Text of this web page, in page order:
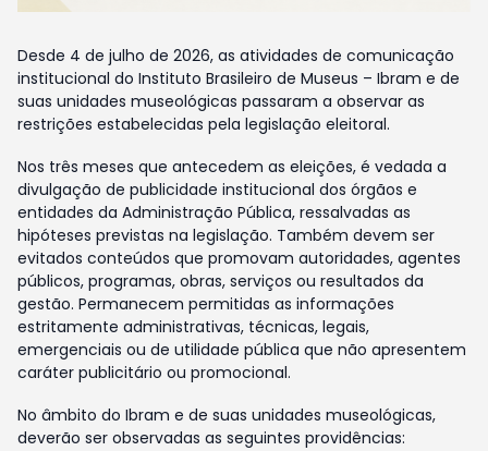
Desde 4 de julho de 2026, as atividades de comunicação
institucional do Instituto Brasileiro de Museus – Ibram e de
suas unidades museológicas passaram a observar as
restrições estabelecidas pela legislação eleitoral.
Nos três meses que antecedem as eleições, é vedada a
divulgação de publicidade institucional dos órgãos e
entidades da Administração Pública, ressalvadas as
hipóteses previstas na legislação. Também devem ser
evitados conteúdos que promovam autoridades, agentes
públicos, programas, obras, serviços ou resultados da
gestão. Permanecem permitidas as informações
estritamente administrativas, técnicas, legais,
emergenciais ou de utilidade pública que não apresentem
caráter publicitário ou promocional.
No âmbito do Ibram e de suas unidades museológicas,
deverão ser observadas as seguintes providências: